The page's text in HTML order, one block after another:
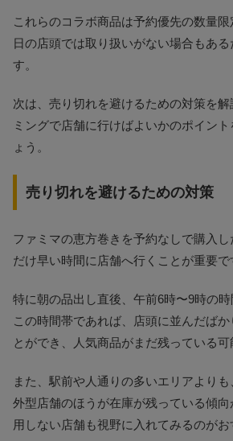
これらのコラボ商品は予約優先の数量
日の店頭では取り扱いがない場合もあ
す。
次は、売り切れを避けるための対策を
ミングで店舗に行けばよいかのポイン
ょう。
売り切れを避けるための対策
ファミマの恵方巻きを予約なしで購入
だけ早い時間に店舗へ行くことが重要で
特に朝の品出し直後、午前6時〜9時の時
この時間帯であれば、店頭に並んだばか
とができ、人気商品がまだ残っている可
また、駅前や人通りの多いエリアより
外型店舗のほうが在庫が残っている傾向
用しない店舗も視野に入れてみるのがお